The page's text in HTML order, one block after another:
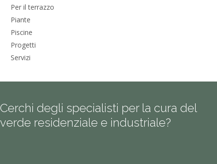
Per il terrazzo
Piante
Piscine
Progetti
Servizi
Cerchi degli specialisti per la cura del
verde residenziale e industriale?